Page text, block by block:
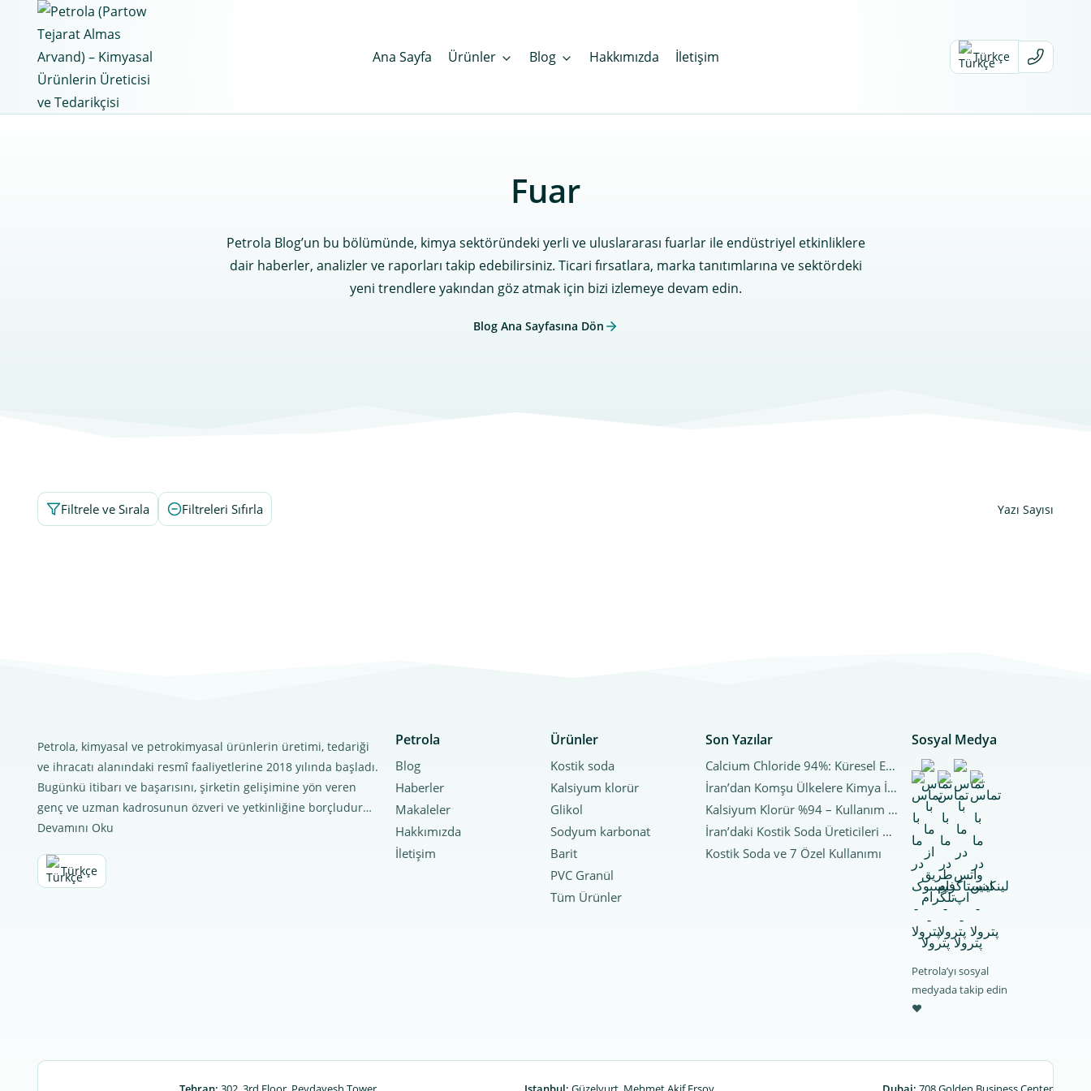
content
Ana Sayfa Ürünler Blog Hakkımızda İletişim Türkçe
Fuar
Petrola Blog’un bu bölümünde, kimya sektöründeki yerli ve uluslararası fuarlar ile endüstriyel etkinliklere
dair haberler, analizler ve raporları takip edebilirsiniz. Ticari fırsatlara, marka tanıtımlarına ve sektördeki
yeni trendlere yakından göz atmak için bizi izlemeye devam edin.
Blog Ana Sayfasına Dön
Filtrele ve Sırala Filtreleri Sıfırla Yazı Sayısı
Petrola, kimyasal ve petrokimyasal ürünlerin üretimi, tedariği
ve ihracatı alanındaki resmî faaliyetlerine 2018 yılında başladı.
Bugünkü itibarı ve başarısını, şirketin gelişimine yön veren
genç ve uzman kadrosunun özveri ve yetkinliğine borçludur…
Devamını Oku
Türkçe
Petrola
Blog
Haberler
Makaleler
Hakkımızda
İletişim
Ürünler
Kostik soda
Kalsiyum klorür
Glikol
Sodyum karbonat
Barit
PVC Granül
Tüm Ürünler
Son Yazılar
Calcium Chloride 94%: Küresel Endüstriler ve Arap Ülkelerine İhracat İçin Stratejik Bir Ürün
İran’dan Komşu Ülkelere Kimya İhracat Trendleri | 2025 Analizi
Kalsiyum Klorür %94 – Kullanım Alanları ve Satın Alma
İran’daki Kostik Soda Üreticileri | Güvenilir Kostik Soda Markalarının Tanıtımı
Kostik Soda ve 7 Özel Kullanımı
Sosyal Medya
Petrola’yı sosyal
medyada takip edin
♥